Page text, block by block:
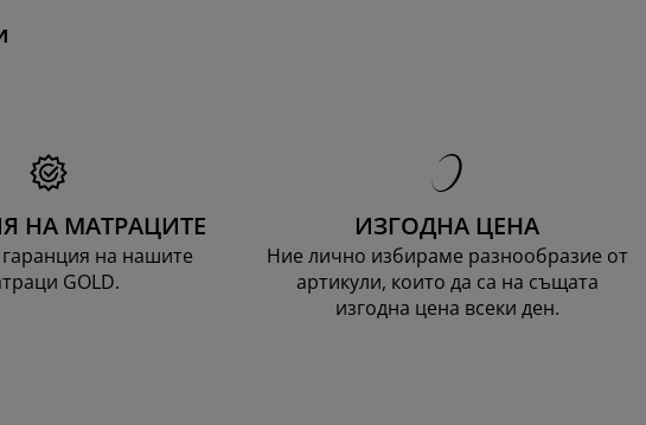
НА МАТРАЦИТЕ
на нашите
GOLD.
ИЗГОДНА ЦЕНА
Ние лично избираме разнообразие от
артикули, които да са на същата
изгодна цена всеки ден.